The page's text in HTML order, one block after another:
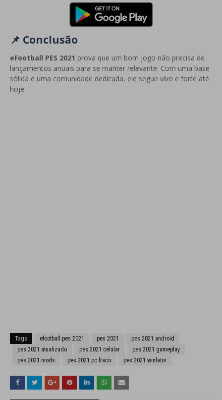
📌 Conclusão
eFootball PES 2021 prova que um bom jogo não precisa de
lançamentos anuais para se manter relevante. Com uma base
sólida e uma comunidade dedicada, ele segue vivo e forte até
hoje.
Tags efootball pes 2021 pes 2021
pes 2021 android
pes 2021 atualizado
pes 2021 celular
pes 2021 gameplay
pes 2021 mods
pes 2021 pc fraco pes 2021 winlator